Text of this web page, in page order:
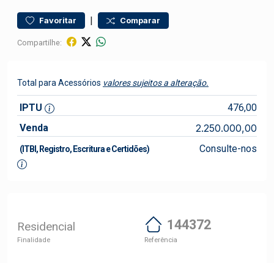
Favoritar | Comparar
Compartilhe:
Total para Acessórios valores sujeitos a alteração.
IPTU
476,00
Venda
2.250.000,00
(ITBI, Registro, Escritura e Certidões) Consulte-nos
Residencial
Finalidade
144372
Referência